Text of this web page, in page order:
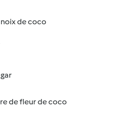
de coco
de fleur de coco